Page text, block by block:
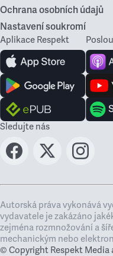
Ochrana osobních údajů
Nastavení soukromí
Aplikace Respekt
Sledujte nás
Autorská práva vykonává
vydavatele je zakázáno
zejména rozmnožování a
mechanickým nebo
© Copyright Respekt Media